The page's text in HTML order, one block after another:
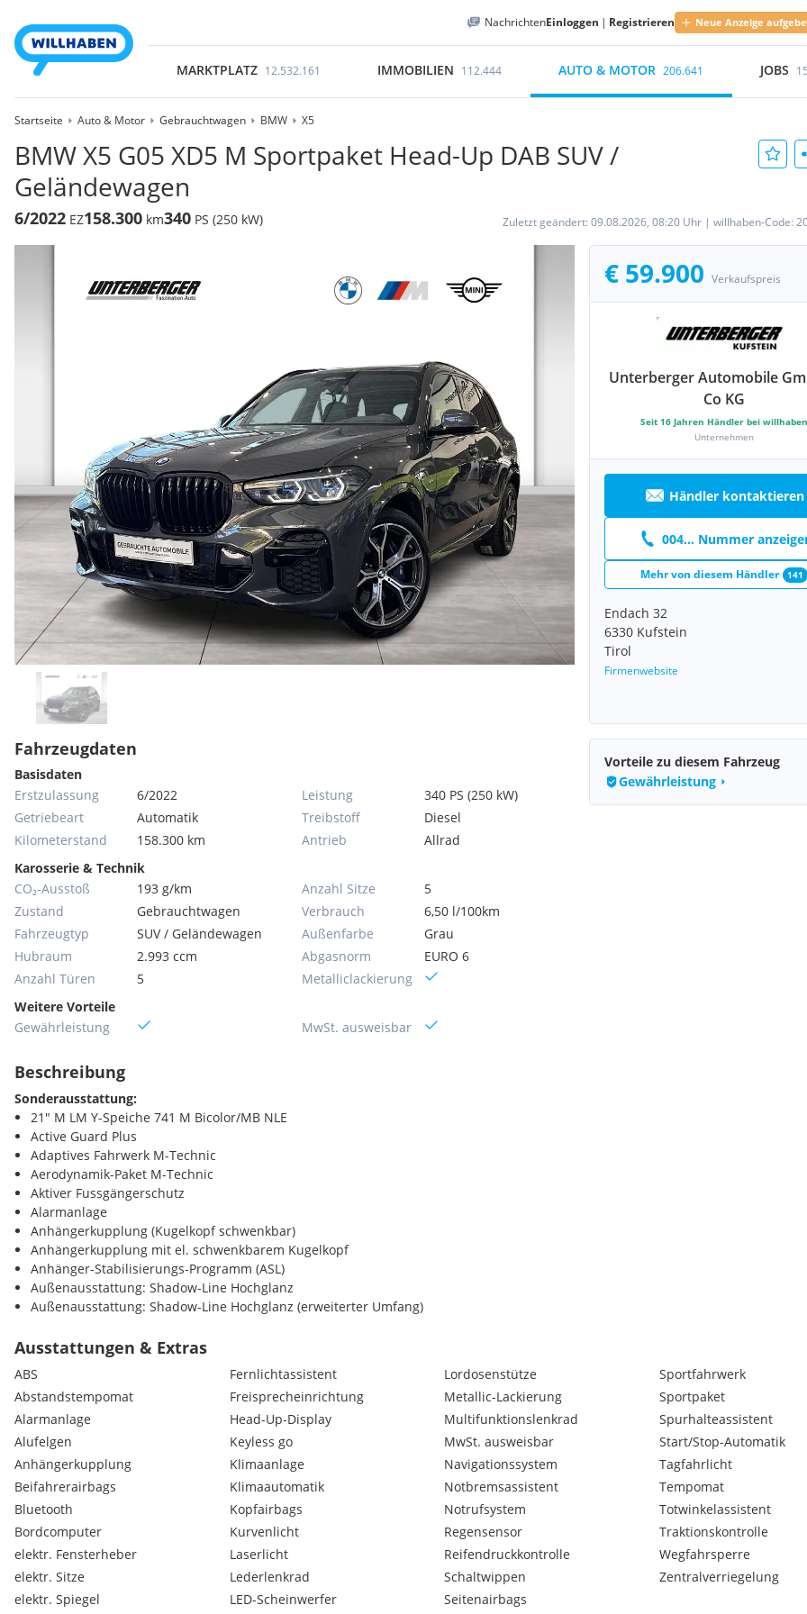
NachrichtenEinloggen | Registrieren Neue Anzeige
MARKTPLATZ 12.532.161 IMMOBILIEN 112.444 AUTO & MOTOR 206.641 JOBS
Startseite Auto & Motor Gebrauchtwagen BMW X5
BMW X5 G05 XD5 M Sportpaket Head-Up DAB SUV /
Geländewagen
6/2022 EZ158.300 km340 PS (250 kW) Zuletzt geändert: 09.08.2026, 08:20 Uhr | willhaben-Code:
€ 59.900 Verkaufspreis
Unterberger Automobile
Co KG
Seit 16 Jahren Händler bei willhaben
Unternehmen
Händler kontaktieren
004... Nummer
Mehr von diesem Händler 141
Endach 32
6330 Kufstein
Tirol
Firmenwebsite
Fahrzeugdaten
Basisdaten
Erstzulassung
6/2022
Getriebeart
Automatik
Kilometerstand
158.300 km
Leistung
340 PS (250 kW)
Treibstoff
Diesel
Antrieb
Allrad
Karosserie & Technik
CO₂-Ausstoß
193 g/km
Zustand
Gebrauchtwagen
Fahrzeugtyp
SUV / Geländewagen
Hubraum
2.993 ccm
Anzahl Türen
5
Anzahl Sitze
5
Verbrauch
6,50 l/100km
Außenfarbe
Grau
Abgasnorm
EURO 6
Metallic­lackierung
Weitere Vorteile
Gewährleistung
MwSt. ausweisbar
Beschreibung
Sonderausstattung:
21" M LM Y-Speiche 741 M Bicolor/MB NLE
Active Guard Plus
Adaptives Fahrwerk M-Technic
Aerodynamik-Paket M-Technic
Aktiver Fussgängerschutz
Alarmanlage
Anhängerkupplung (Kugelkopf schwenkbar)
Anhängerkupplung mit el. schwenkbarem Kugelkopf
Anhänger-Stabilisierungs-Programm (ASL)
Außenausstattung: Shadow-Line Hochglanz
Außenausstattung: Shadow-Line Hochglanz (erweiterter Umfang)
Bereifung mit Notlaufeigenschaften
BMW Display Schlüssel
BMW Display-Key
BMW Drive Recorder
BMW Drive Recorder (Dashcam)
BMW Gestiksteuerung
BMW Laserlicht
Bremsanlage: M Sportbremsen (Bremssättel lackiert)
CO2-Umfang
Connected Package Professional
ConnectedDrive Services
DAB-Tuner
Dachhimmel Anthrazit (BMW Individual)
Dachreling Hochglanz Shadow-Line
Deutsche/BA/Serviceheft
Vorteile zu diesem Fahrzeug
Gewährleistung
Ausstattungen & Extras
ABS
Abstandstempomat
Alarmanlage
Alufelgen
Anhängerkupplung
Beifahrerairbags
Bluetooth
Bordcomputer
elektr. Fensterheber
elektr. Sitze
elektr. Spiegel
Fernlichtassistent
Freisprecheinrichtung
Head-Up-Display
Keyless go
Klimaanlage
Klimaautomatik
Kopfairbags
Kurvenlicht
Laserlicht
Lederlenkrad
LED-Scheinwerfer
Lordosenstütze
Metallic-Lackierung
Multifunktionslenkrad
MwSt. ausweisbar
Navigationssystem
Notbremsassistent
Notrufsystem
Regensensor
Reifendruckkontrolle
Schaltwippen
Seitenairbags
Sportfahrwerk
Sportpaket
Spurhalteassistent
Start/Stop-Automatik
Tagfahrlicht
Tempomat
Totwinkelassistent
Traktionskontrolle
Wegfahrsperre
Zentralverriegelung